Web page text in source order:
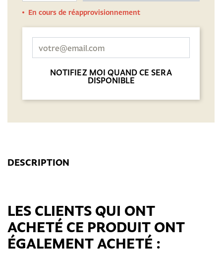
En cours de réapprovisionnement
NOTIFIEZ MOI QUAND CE SERA
DISPONIBLE
DESCRIPTION
LES CLIENTS QUI ONT
ACHETÉ CE PRODUIT ONT
ÉGALEMENT ACHETÉ :